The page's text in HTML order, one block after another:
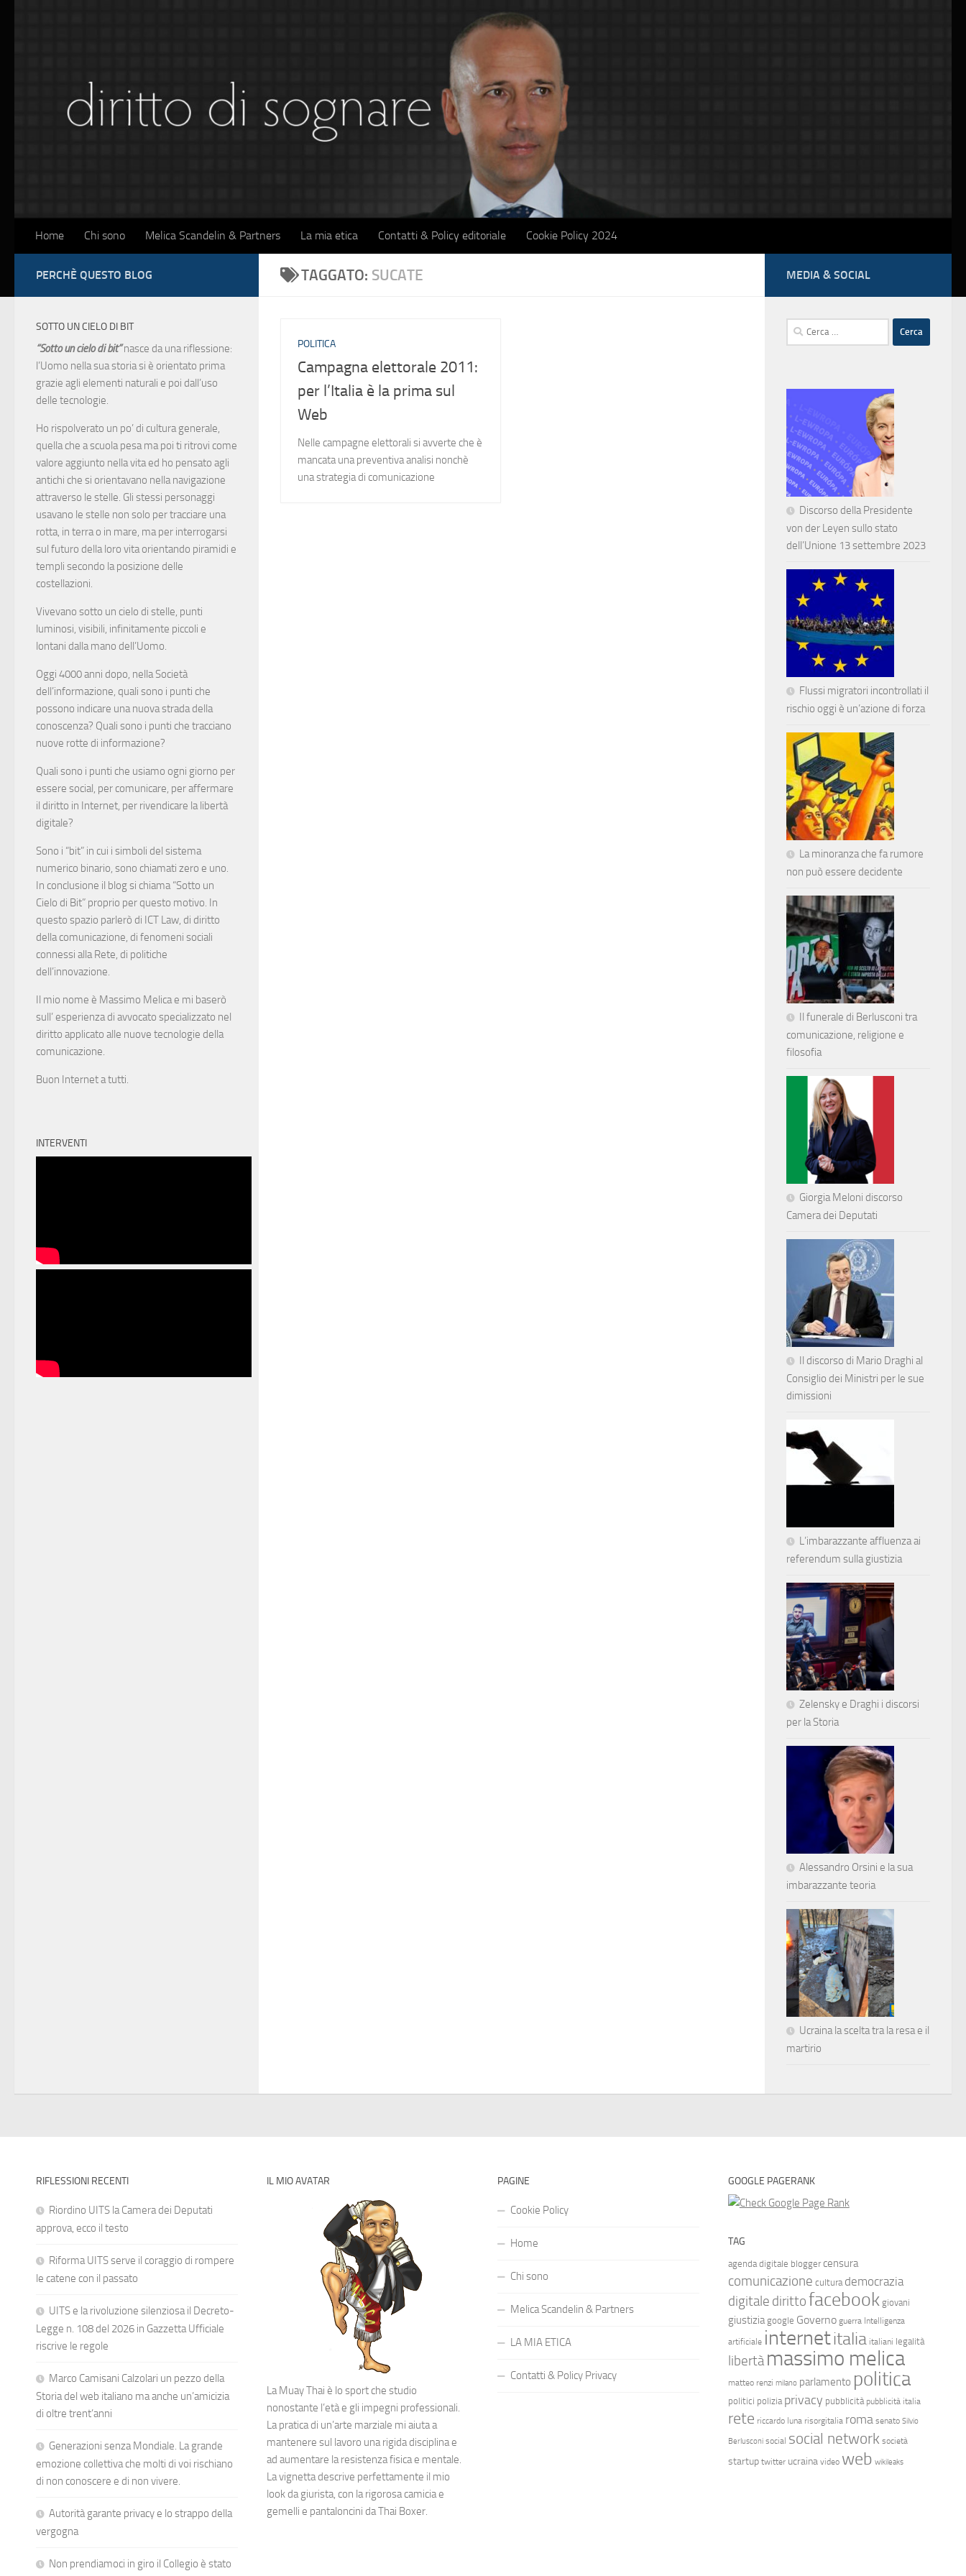
Home Chi sono Melica Scandelin & Partners La mia etica Contatti & Policy editoriale Cookie Policy 2024
TAGGATO: SUCATE
POLITICA
Campagna elettorale 2011:
per l’Italia è la prima sul
Web
Nelle campagne elettorali si avverte che è
mancata una preventiva analisi nonchè
una strategia di comunicazione
PERCHÈ QUESTO BLOG
SOTTO UN CIELO DI BIT
“Sotto un cielo di bit”nasce da una riflessione:
l’Uomo nella sua storia si è orientato prima
grazie agli elementi naturali e poi dall’uso
delle tecnologie.
Ho rispolverato un po’ di cultura generale,
quella che a scuola pesa ma poi ti ritrovi come
valore aggiunto nella vita ed ho pensato agli
antichi che si orientavano nella navigazione
attraverso le stelle. Gli stessi personaggi
usavano le stelle non solo per tracciare una
rotta, in terra o in mare, ma per interrogarsi
sul futuro della loro vita orientando piramidi e
templi secondo la posizione delle
costellazioni.
Vivevano sotto un cielo di stelle, punti
luminosi, visibili, infinitamente piccoli e
lontani dalla mano dell’Uomo.
Oggi 4000 anni dopo, nella Società
dell’informazione, quali sono i punti che
possono indicare una nuova strada della
conoscenza? Quali sono i punti che tracciano
nuove rotte di informazione?
Quali sono i punti che usiamo ogni giorno per
essere social, per comunicare, per affermare
il diritto in Internet, per rivendicare la libertà
digitale?
Sono i “bit” in cui i simboli del sistema
numerico binario, sono chiamati zero e uno.
In conclusione il blog si chiama “Sotto un
Cielo di Bit” proprio per questo motivo. In
questo spazio parlerò di ICT Law, di diritto
della comunicazione, di fenomeni sociali
connessi alla Rete, di politiche
dell’innovazione.
Il mio nome è Massimo Melica e mi baserò
sull’ esperienza di avvocato specializzato nel
diritto applicato alle nuove tecnologie della
comunicazione.
Buon Internet a tutti.
INTERVENTI
MEDIA & SOCIAL
Ricerca
per:
Discorso della Presidente
von der Leyen sullo stato
dell’Unione 13 settembre 2023
Flussi migratori incontrollati il
rischio oggi è un’azione di forza
La minoranza che fa rumore
non può essere decidente
Il funerale di Berlusconi tra
comunicazione, religione e
filosofia
Giorgia Meloni discorso
Camera dei Deputati
Il discorso di Mario Draghi al
Consiglio dei Ministri per le sue
dimissioni
L’imbarazzante affluenza ai
referendum sulla giustizia
Zelensky e Draghi i discorsi
per la Storia
Alessandro Orsini e la sua
imbarazzante teoria
Ucraina la scelta tra la resa e il
martirio
RIFLESSIONI RECENTI
Riordino UITS la Camera dei Deputati
approva, ecco il testo
Riforma UITS serve il coraggio di rompere
le catene con il passato
UITS e la rivoluzione silenziosa il Decreto-
Legge n. 108 del 2026 in Gazzetta Ufficiale
riscrive le regole
Marco Camisani Calzolari un pezzo della
Storia del web italiano ma anche un’amicizia
di oltre trent’anni
Generazioni senza Mondiale. La grande
emozione collettiva che molti di voi rischiano
di non conoscere e di non vivere.
Autorità garante privacy e lo strappo della
vergogna
Non prendiamoci in giro il Collegio è stato
IL MIO AVATAR
La Muay Thai è lo sport che studio
nonostante l’età e gli impegni professionali.
La pratica di un’arte marziale mi aiuta a
mantenere sul lavoro una rigida disciplina e
ad aumentare la resistenza fisica e mentale.
La vignetta descrive perfettamente il mio
look da giurista, con la rigorosa camicia e
gemelli e pantaloncini da Thai Boxer.
PAGINE
Cookie Policy
Home
Chi sono
Melica Scandelin & Partners
LA MIA ETICA
Contatti & Policy Privacy
GOOGLE PAGERANK
TAG
agenda digitale blogger censura
comunicazione cultura democrazia
digitale dirittofacebook giovani
giustizia google Governo guerra Intelligenza
artificiale internetitalia italiani legalità
libertà massimo melica
matteo renzi milano parlamento politica
politici polizia privacy pubblicità pubblicità italia
rete riccardo luna risorgitalia roma senato Silvio
Berlusconi social social network società
startup twitter ucraina video web wikileaks